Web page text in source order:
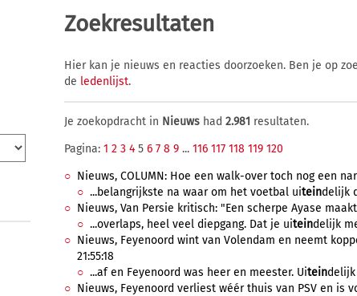
Zoekresultaten
Hier kan je nieuws en reacties doorzoeken. Ben je op
de ledenlijst.
Je zoekopdracht in Nieuws had 2.981 resultaten.
Pagina: 1 2 3 4 5 6 7 8 9 ... 116 117 118 119 120
Nieuws, COLUMN: Hoe een walk-over toch nog een
...belangrijkste na waar om het voetbal uiteindelijk
Nieuws, Van Persie kritisch: "Een scherpe Ayase
...overlaps, heel veel diepgang. Dat je uiteindelijk
Nieuws, Feyenoord wint van Volendam en neemt
21:55:18
...af en Feyenoord was heer en meester. Uitein
Nieuws, Feyenoord verliest wéér thuis van PSV en is